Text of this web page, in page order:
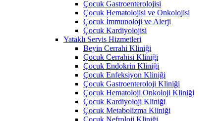
Çocuk Gastroenterolojisi
Çocuk Hematolojisi ve Onkolojisi
Çocuk İmmunoloji ve Alerji
Çocuk Kardiyolojisi
Yataklı Servis Hizmetleri
Beyin Cerrahi Kliniği
Çocuk Cerrahisi Kliniği
Çocuk Endokrin Kliniği
Çocuk Enfeksiyon Kliniği
Çocuk Gastroenteroloji Kliniği
Çocuk Hematoloji Onkoloji Kliniği
Çocuk Kardiyoloji Kliniği
Çocuk Metabolizma Kliniği
Çocuk Nefroloji Kliniği